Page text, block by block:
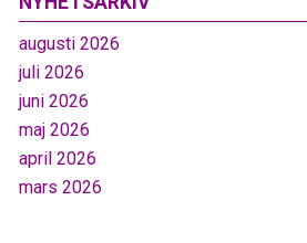
augusti 2026
juli 2026
juni 2026
maj 2026
april 2026
mars 2026